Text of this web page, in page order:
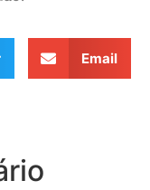
Email